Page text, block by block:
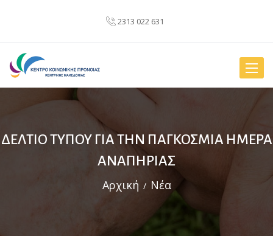
2313 022 631
Toggle
ΔΕΛΤΙΟ ΤΥΠΟΥ ΓΙΑ ΤΗΝ ΠΑΓΚΟΣΜΙΑ ΗΜΕΡΑ
ΑΝΑΠΗΡΙΑΣ
Αρχική Νέα